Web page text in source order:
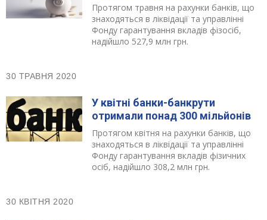
Протягом травня на рахунки банків, що
знаходяться в ліквідації та управлінні
Фонду гарантування вкладів фізосіб,
надійшло 527,9 млн грн.
30 ТРАВНЯ 2020
У квітні банки-банкрути
отримали понад 300 мільйонів
Протягом квітня на рахунки банків, що
знаходяться в ліквідації та управлінні
Фонду гарантування вкладів фізичних
осіб, надійшло 308,2 млн грн.
30 КВІТНЯ 2020